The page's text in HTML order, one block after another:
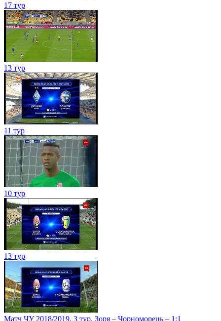
17 тур
13 тур
11 тур
10 тур
13 тур
Матч ЧУ 2018/2019. 3 тур. Зоря – Чорноморець – 1:1